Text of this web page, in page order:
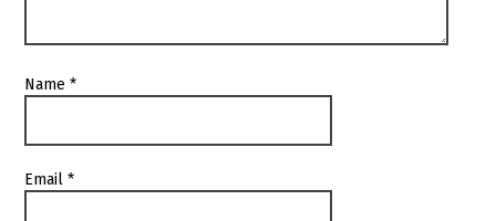
Name*
Email*